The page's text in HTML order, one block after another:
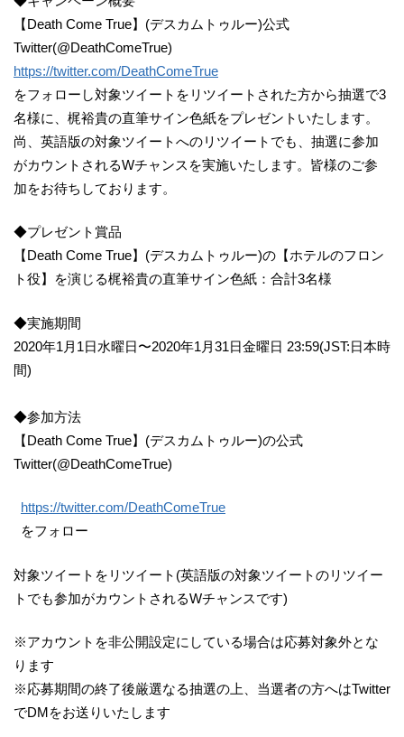
【Death Come True】(デスカムトゥルー)公式
Twitter(@DeathComeTrue)
https://twitter.com/DeathComeTrue
をフォローし対象ツイートをリツイートされた方から抽選で3
名様に、梶裕貴の直筆サイン色紙をプレゼントいたします。
尚、英語版の対象ツイートへのリツイートでも、抽選に参加
がカウントされるWチャンスを実施いたします。皆様のご参
加をお待ちしております。
◆プレゼント賞品
【Death Come True】(デスカムトゥルー)の【ホテルのフロン
ト役】を演じる梶裕貴の直筆サイン色紙：合計3名様
◆実施期間
2020年1月1日水曜日〜2020年1月31日金曜日 23:59(JST:日本時
間)
◆参加方法
【Death Come True】(デスカムトゥルー)の公式
Twitter(@DeathComeTrue)
https://twitter.com/DeathComeTrue
をフォロー
対象ツイートをリツイート(英語版の対象ツイートのリツイー
トでも参加がカウントされるWチャンスです)
※アカウントを非公開設定にしている場合は応募対象外とな
ります
※応募期間の終了後厳選なる抽選の上、当選者の方へはTwitter
でDMをお送りいたします